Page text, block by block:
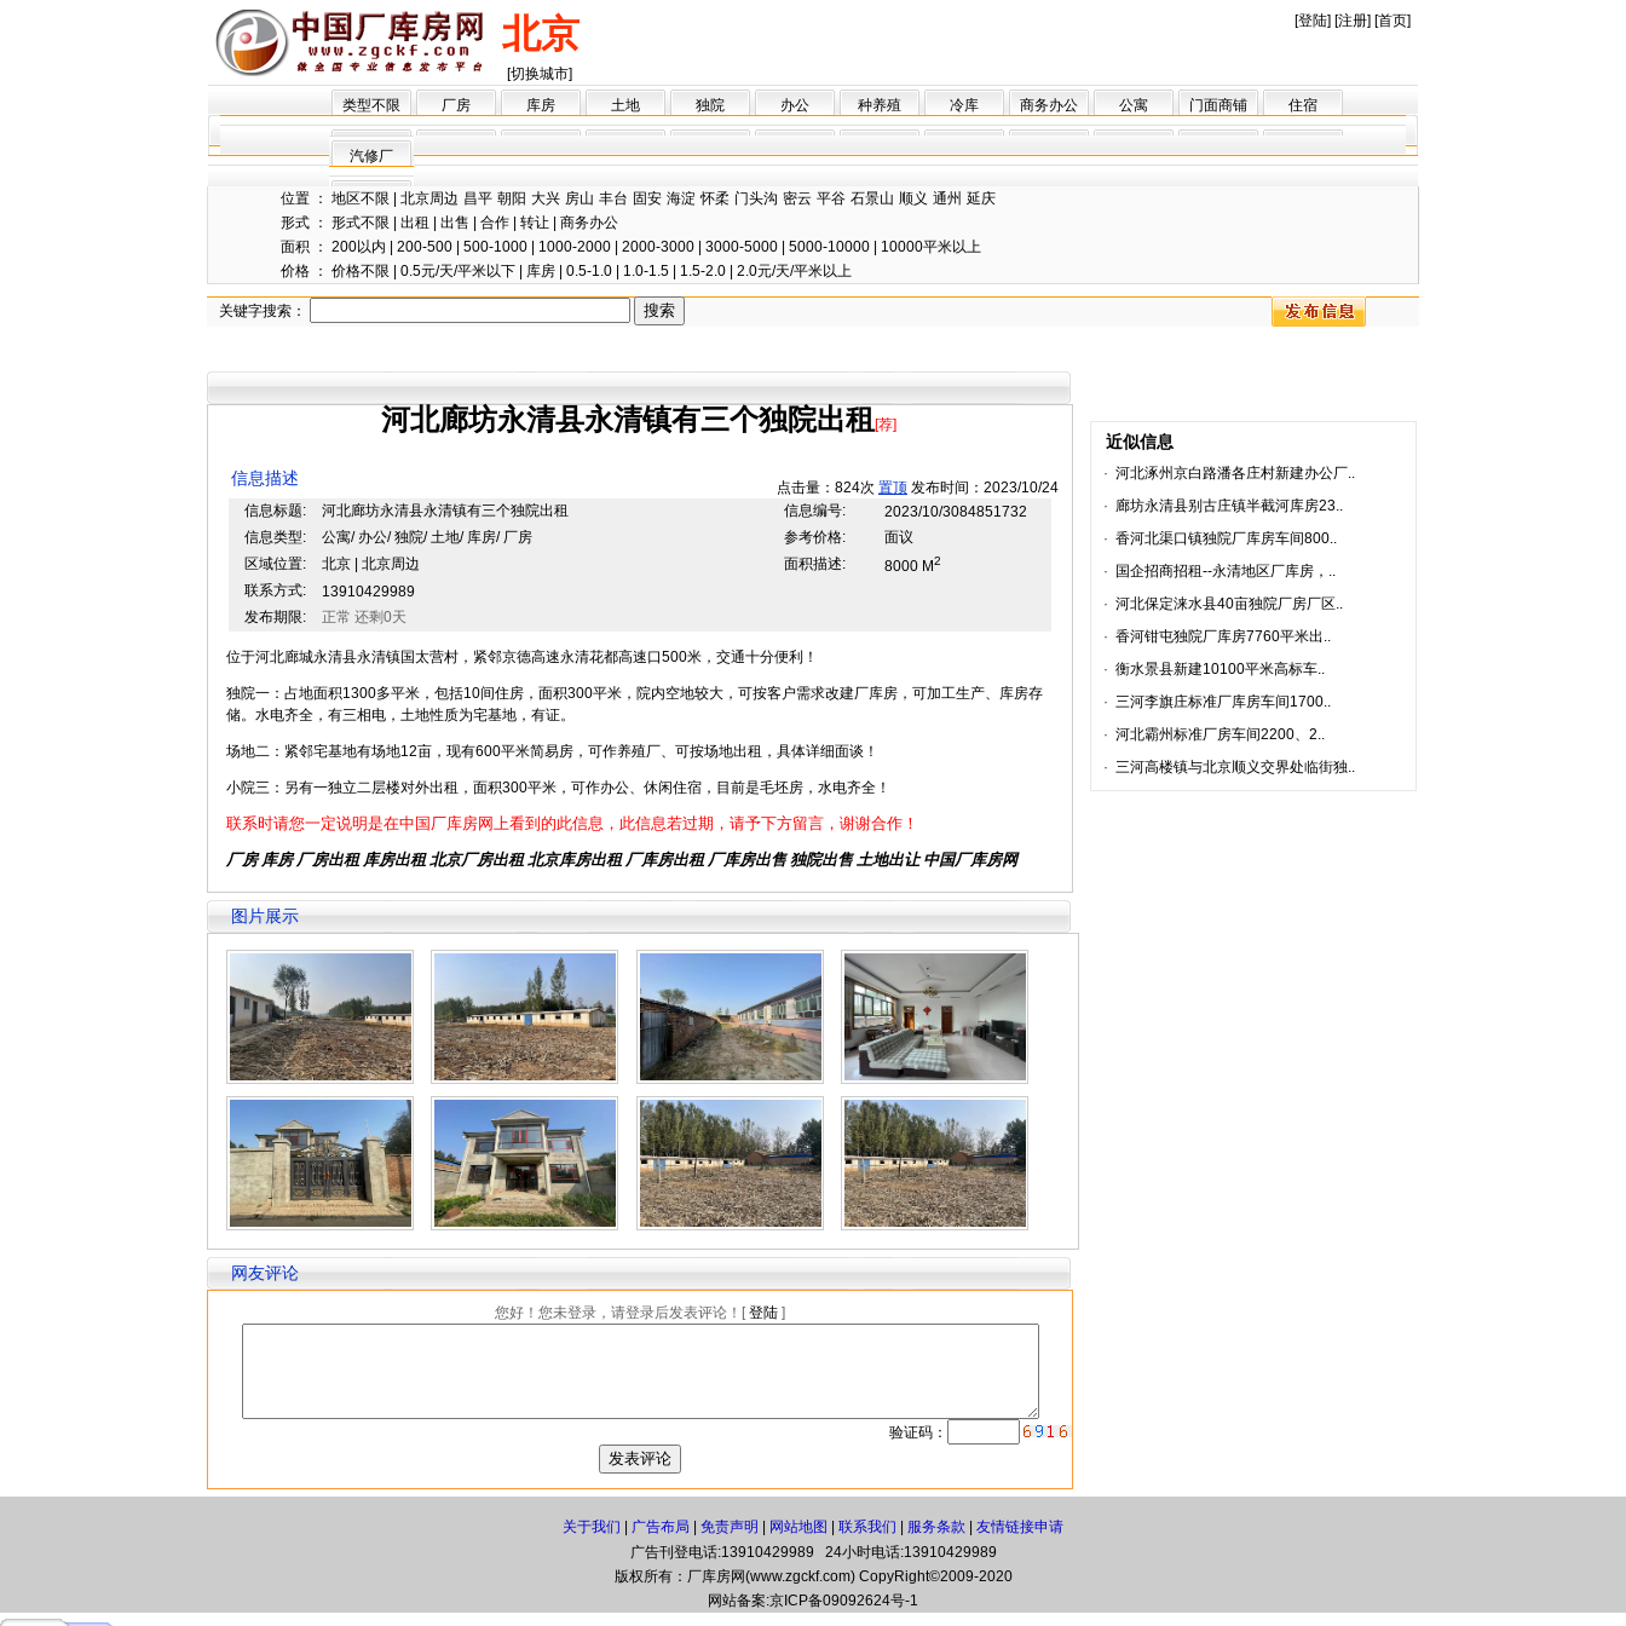
北京
[切换城市]
[登陆] [注册] [首页]
类型不限 厂房 库房 土地 独院 办公 种养殖 冷库 商务办公 公寓 门面商铺 住宿
汽修厂
位置 ： 地区不限 北京周边 昌平 朝阳 大兴 房山 丰台 固安 海淀 怀柔 门头沟 密云 平谷 石景山 顺义 通州 延庆
形式 ： 形式不限 出租 出售 合作 转让
商务办公
面积 ： 200以内 200-500 500-1000 1000-2000 2000-3000 3000-5000 5000-10000
10000平米以上
价格 ： 价格不限 0.5元/天/平米以下 库房 0.5-1.0 1.0-1.5 1.5-2.0 2.0元/天/平米以上
关键字搜索：
河北廊坊永清县永清镇有三个独院出租 [荐]
点击量：824次 置顶 发布时间：2023/10/24
信息描述
信息标题: 河北廊坊永清县永清镇有三个独院出租 信息编号:
2023/10/3084851732
信息类型:
公寓/ 办公/ 独院/ 土地/ 库房/ 厂房 参考价格:
面议
区域位置:
北京 | 北京周边 面积描述: 8000 M2
联系方式:
13910429989
发布期限:
正常 还剩0天
位于河北廊城永清县永清镇国太营村，紧邻京德高速永清花都高速口500米，交通十分便利！
独院一：占地面积1300多平米，包括10间住房，面积300平米，院内空地较大，可按客户需求改建厂库房，可加工生产、库房存
储。水电齐全，有三相电，土地性质为宅基地，有证。
场地二：紧邻宅基地有场地12亩，现有600平米简易房，可作养殖厂、可按场地出租，具体详细面谈！
小院三：另有一独立二层楼对外出租，面积300平米，可作办公、休闲住宿，目前是毛坯房，水电齐全！
联系时请您一定说明是在中国厂库房网上看到的此信息，此信息若过期，请予下方留言，谢谢合作！
厂房 库房 厂房出租 库房出租 北京厂房出租 北京库房出租 厂库房出租 厂库房出售 独院出售 土地出让 中国厂库房网
图片展示
网友评论
您好！您未登录，请登录后发表评论！[登陆 ]
验证码：
近似信息
· 河北涿州京白路潘各庄村新建办公厂..
· 廊坊永清县别古庄镇半截河库房23..
· 香河北渠口镇独院厂库房车间800..
·
国企招商招租--永清地区厂库房，..
· 河北保定涞水县40亩独院厂房厂区..
· 香河钳屯独院厂库房7760平米出..
· 衡水景县新建10100平米高标车..
· 三河李旗庄标准厂库房车间1700..
· 河北霸州标准厂房车间2200、2..
· 三河高楼镇与北京顺义交界处临街独..
关于我们 广告布局 免责声明 网站地图 联系我们 服务条款
友情链接申请
广告刊登电话:13910429989 24小时电话:13910429989
版权所有：厂库房网(www.zgckf.com) CopyRight©2009-2020
网站备案:京ICP备09092624号-1